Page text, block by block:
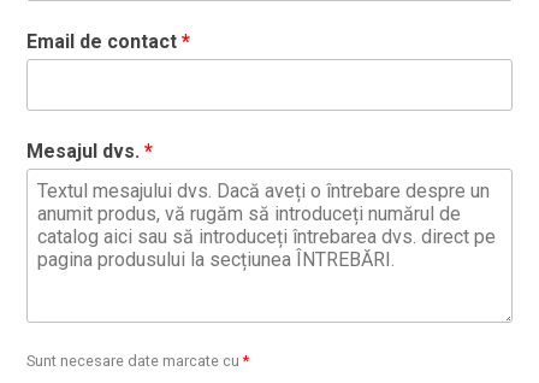
Email de contact
Mesajul dvs.
Sunt necesare date marcate cu*